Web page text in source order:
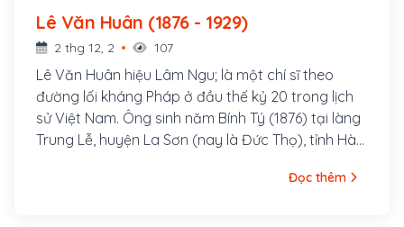
Lê Văn Huân (1876 - 1929)
2 thg 12, 2 107
Lê Văn Huân hiệu Lâm Ngu; là một chí sĩ theo
đường lối kháng Pháp ở đầu thế kỷ 20 trong lịch
sử Việt Nam. Ông sinh năm Bính Tý (1876) tại làng
Trung Lễ, huyện La Sơn (nay là Đức Thọ), tỉnh Hà
làm Bang biện huyện Tương Dương, tỉnh Nghệ An;
Đọc thêm